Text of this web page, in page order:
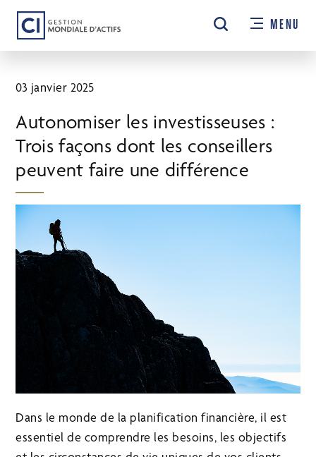
Passer
contenu
MENU
03 janvier 2025
Autonomiser les investisseuses :
Trois façons dont les conseillers
peuvent faire une différence
Dans le monde de la planification financière, il est
essentiel de comprendre les besoins, les objectifs